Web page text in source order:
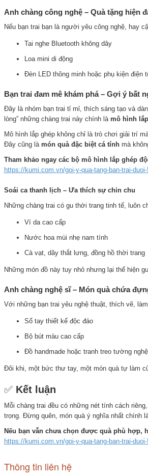
Anh chàng công nghệ – Quà tặng hiện
Nếu bạn trai bạn là người yêu công nghệ, hay
Tai nghe Bluetooth không dây
Loa mini di động
Đèn LED thông minh hoặc phụ kiện điện
Bạn trai đam mê khám phá – Gợi ý bất
Đây là nhóm bạn trai tỉ mỉ, thích sáng tạo và
lòng” những chàng trai này chính là mô hình
Mô hình lắp ghép không chỉ là trò chơi giải trí
Đây cũng là món quà đặc biệt cá tínhmà
Tham khảo ngay các bộ mô hình lắp ghép
https://kumi.com.vn/goi-y-qua-tang-ban-trai-
Soái ca thanh lịch – Ưa thích sự chỉn chu
Những chàng trai có gu thời trang tinh tế, luôn
Ví da cao cấp
Nước hoa mùi nhẹ nam tính
Cà vạt, dây thắt lưng, đồng hồ thời trang
Những món đồ này tuy nhỏ nhưng lại thể hiện
Anh chàng nghệ sĩ – Món quà chứa
Với những bạn trai yêu nghệ thuật, thích vẽ,
Sổ tay thiết kế độc đáo
Bộ bút màu cao cấp
Đồ handmade hoặc tranh treo tường
Đôi khi, một bức thư tay, một món quà tự làm
✅ Kết luận
Mỗi chàng trai đều có những nét tính cách
trọng. Đừng quên, món quà ý nghĩa nhất chính
Nếu bạn vẫn chưa chọn được quà phù hợp,
https://kumi.com.vn/goi-y-qua-tang-ban-trai-
Thông tin liên hệ